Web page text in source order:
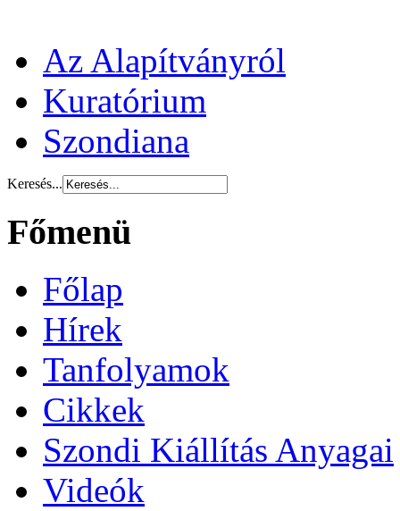
Az Alapítványról
Kuratórium
Szondiana
Keresés...
Főmenü
Főlap
Hírek
Tanfolyamok
Cikkek
Szondi Kiállítás Anyagai
Videók